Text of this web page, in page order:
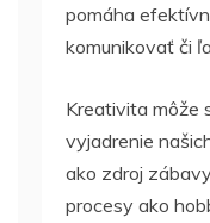
pomáha
komunikovať či
Kreativita môže
vyjadrenie
ako zdroj
procesy ako